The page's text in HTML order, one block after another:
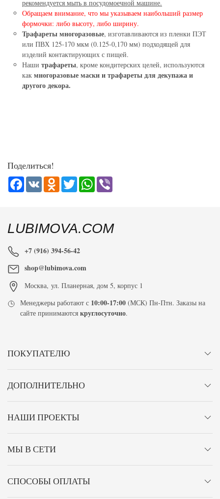
рекомендуется мыть в посудомоечной машине.
Обращаем внимание, что мы указываем наибольший размер
формочки: либо высоту, либо ширину.
Трафареты многоразовые, изготавливаются из пленки ПЭТ
или ПВХ 125-170 мкм (0.125-0,170 мм) подходящей для
изделий контактирующих с пищей.
Наши трафареты, кроме кондитерских целей, используются
как многоразовые маски и трафареты для декупажа и
другого декора.
Поделиться!
Facebook
VK Odnoklassniki
TwitterWhatsApp
LUBIMOVA.COM
+7 (916) 394-56-42
shop@lubimova.com
Москва, ул. Планерная, дом 5, корпус 1
Менеджеры работают с 10:00-17:00 (МСК) Пн-Птн. Заказы на
сайте принимаютсякруглосуточно.
ПОКУПАТЕЛЮ
ДОПОЛНИТЕЛЬНО
НАШИ ПРОЕКТЫ
МЫ В СЕТИ
СПОСОБЫ ОПЛАТЫ